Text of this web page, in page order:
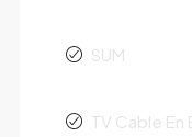
SUM
TV Cable En